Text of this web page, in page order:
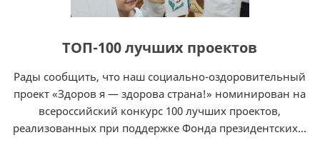
ТОП-100 лучших проектов
Рады сообщить, что наш социально-оздоровительный
проект «Здоров я — здорова страна!» номинирован на
всероссийский конкурс 100 лучших проектов,
реализованных при поддержке Фонда президентских...